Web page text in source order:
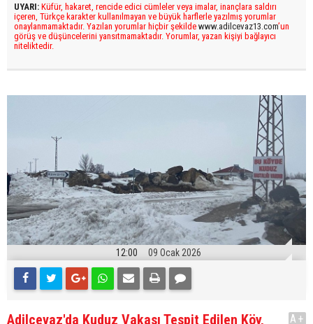
UYARI: Küfür, hakaret, rencide edici cümleler veya imalar, inançlara saldırı
içeren, Türkçe karakter kullanılmayan ve büyük harflerle yazılmış yorumlar
onaylanmamaktadır. Yazılan yorumlar hiçbir şekilde www.adilcevaz13.com’un
görüş ve düşüncelerini yansıtmamaktadır. Yorumlar, yazan kişiyi bağlayıcı
niteliktedir.
12:00 09 Ocak 2026
Adilcevaz'da Kuduz Vakası Tespit Edilen Köy,
A+